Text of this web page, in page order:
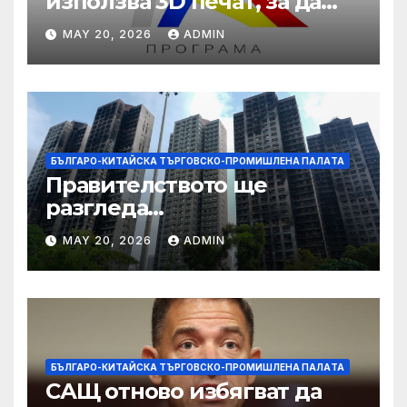
даде възможност на
работниците с увреждания
MAY 20, 2026 ADMIN
БЪЛГАРО-КИТАЙСКА ТЪРГОВСКО-ПРОМИШЛЕНА ПАЛAТА
Правителството ще
разгледа
застрахователните
претенции на Wang Fuk
Court по план за обратно
изкупуване: Хоп
MAY 20, 2026 ADMIN
БЪЛГАРО-КИТАЙСКА ТЪРГОВСКО-ПРОМИШЛЕНА ПАЛAТА
САЩ отново избягват да